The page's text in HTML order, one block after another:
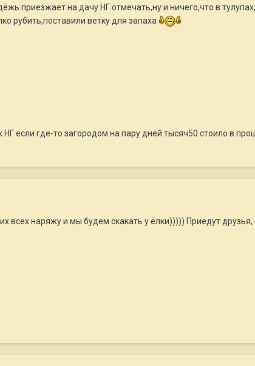
приезжает на дачу НГ отмечать,ну и ничего,что в
рубить,поставили ветку для запаха
если где-то загородом на пару дней тысяч50 стоило в
всех наряжу и мы будем скакать у ёлки))))) Приедут